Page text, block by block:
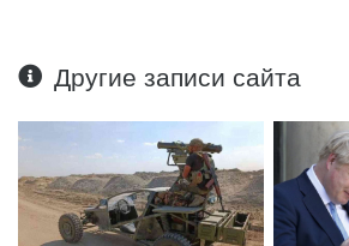
Другие записи сайта